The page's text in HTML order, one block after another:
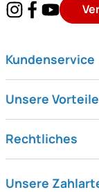
Kundenservice
Unsere Vorteile
Rechtliches
Unsere